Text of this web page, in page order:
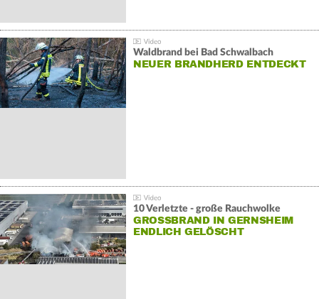
Waldbrand bei Bad Schwalbach
NEUER BRANDHERD ENTDECKT
10 Verletzte - große Rauchwolke
GROSSBRAND IN GERNSHEIM E
NDLICH GELÖSCHT